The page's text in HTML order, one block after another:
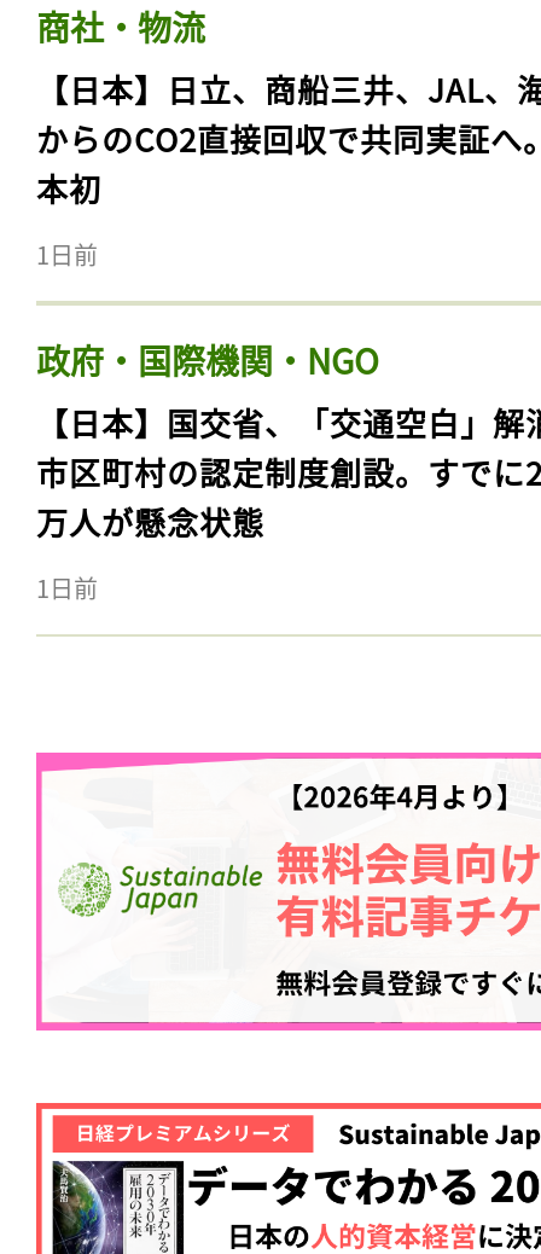
商社・物流
【日本】日立、商船三井、JAL、
からのCO2直接回収で共同実証へ
本初
1日前
政府・国際機関・NGO
【日本】国交省、「交通空白」解
市区町村の認定制度創設。すでに
万人が懸念状態
1日前